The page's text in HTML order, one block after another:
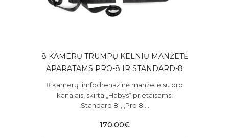
8 KAMERŲ TRUMPŲ KELNIŲ MANŽETĖ
APARATAMS PRO-8 IR STANDARD-8
8 kamerų limfodrenažinė manžetė su oro
kanalais, skirta „Habys“ prietaisams:
„Standard 8“, ‚Pro 8‘. ..
170.00€